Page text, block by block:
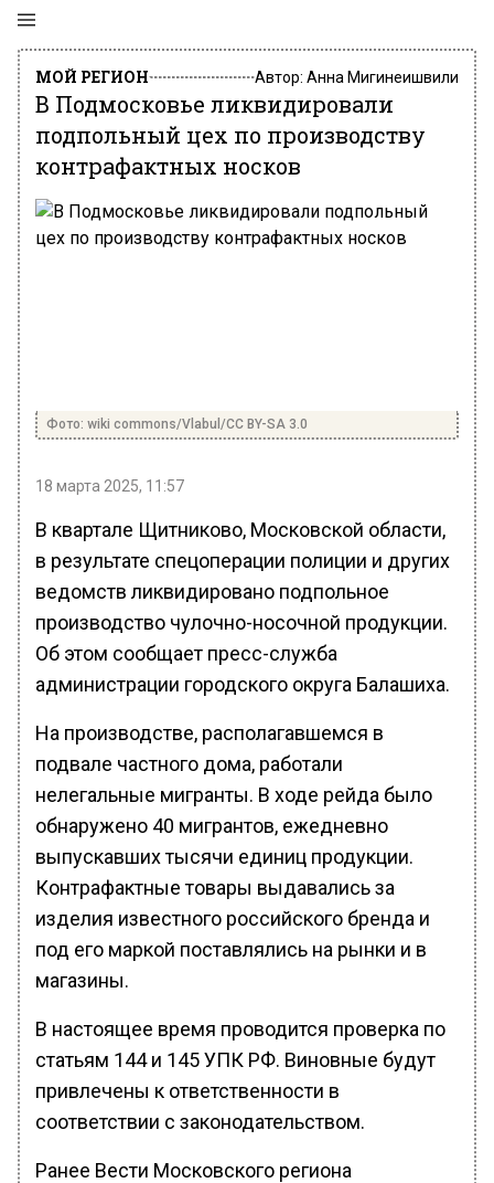
МОЙ РЕГИОН Автор: Анна Мигинеишвили
В Подмосковье ликвидировали
подпольный цех по производству
контрафактных носков
Фото: wiki commons/Vlabul/CC BY-SA 3.0
18 марта 2025, 11:57
В квартале Щитниково, Московской области,
в результате спецоперации полиции и других
ведомств ликвидировано подпольное
производство чулочно-носочной продукции.
Об этом сообщает пресс-служба
администрации городского округа Балашиха.
На производстве, располагавшемся в
подвале частного дома, работали
нелегальные мигранты. В ходе рейда было
обнаружено 40 мигрантов, ежедневно
выпускавших тысячи единиц продукции.
Контрафактные товары выдавались за
изделия известного российского бренда и
под его маркой поставлялись на рынки и в
магазины.
В настоящее время проводится проверка по
статьям 144 и 145 УПК РФ. Виновные будут
привлечены к ответственности в
соответствии с законодательством.
Ранее Вести Московского региона